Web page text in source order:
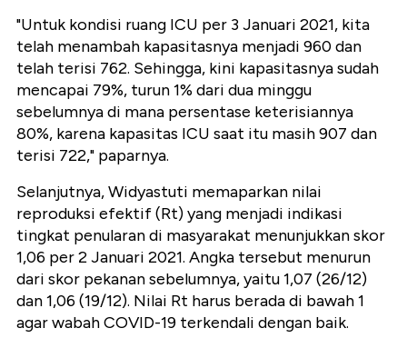
"Untuk kondisi ruang ICU per 3 Januari 2021, kita
telah menambah kapasitasnya menjadi 960 dan
telah terisi 762. Sehingga, kini kapasitasnya sudah
mencapai 79%, turun 1% dari dua minggu
sebelumnya di mana persentase keterisiannya
80%, karena kapasitas ICU saat itu masih 907 dan
terisi 722," paparnya.
Selanjutnya, Widyastuti memaparkan nilai
reproduksi efektif (Rt) yang menjadi indikasi
tingkat penularan di masyarakat menunjukkan skor
1,06 per 2 Januari 2021. Angka tersebut menurun
dari skor pekanan sebelumnya, yaitu 1,07 (26/12)
dan 1,06 (19/12). Nilai Rt harus berada di bawah 1
agar wabah COVID-19 terkendali dengan baik.